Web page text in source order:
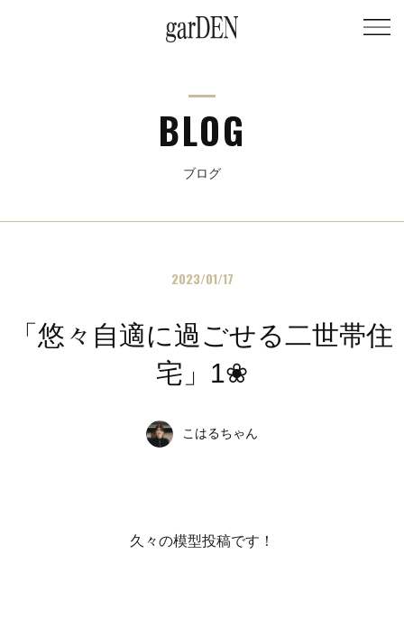
BLOG
ブログ
2023/01/17
「悠々自適に過ごせる二世帯住
宅」1❀
こはるちゃん
久々の模型投稿です！